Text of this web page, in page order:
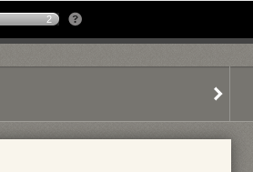
2